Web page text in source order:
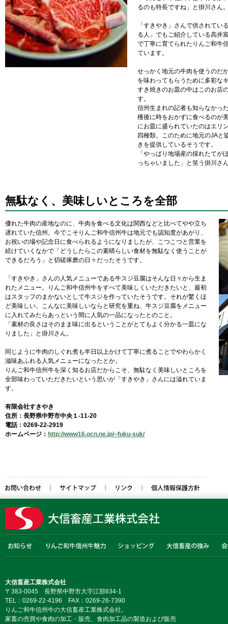
るのも特長ですね」と掛川さん
「すきやき」さんで供されてい
る人」でもご紹介している高井
で丁寧に育てられたりんご和牛
ています。
せっかく地元の牛肉を使うのだ
を味わってもらうために多彩な
すき焼きのお皿の中はこのお店
す。
信州生まれの記者も知らなかっ
穫後に時をおかずに食べるのが
にお皿に盛られていたのはエリ
四種類。このために地元のJAと
きを提供しているそうです。
「やっぱり地場産の採れたてが
っちゃいました」と笑う掛川さ
無駄なく、美味しいところを全部
優れた牛肉の産地なのに、牛肉を食べる文化は関西などと比べてやや立ち
遅れていた信州。今でこそりんご和牛信州牛は地元でも認知度があがり、
お祝いの場や記念日に食べられるようになりましたが、こつこつと営業を
続けていくなかで「どうしたらこの素晴らしい食材を無駄なく使うことが
できるだろう」と切磋琢磨の日々だったそうです。
「すきやき」さんの人気メニューである牛スジ豆腐はそんな日々から生ま
れたメニュー。りんご和牛信州牛をすべて美味しくいただきたいと、最初
はスタッフのまかないとして牛スジを作っていたそうです。それが驚くほ
ど美味しい。こんなに美味しいならと研究を重ね、牛スジ豆腐をメニュー
に入れてみたらあっという間に人気の一品になったとのこと。
「素材の良さはそのまま味に出るということがとてもよく分かる一皿にな
りました」と掛川さん。
同じように牛肉のしぐれ煮も半日以上かけて丁寧に煮ることでやわらかく
滋味あふれる人気メニューになったとか。
りんご和牛信州牛を深く知るお店だからこそ、無駄なく美味しいところを
全部味わっていただきたいという思いが「すきやき」さんには溢れていま
す。
有限会社すきやき
住所：長野県中野市中央１-11-20
電話：0269-22-2919
ホームページ： http://www16.ocn.ne.jp/~fuku-suk/
大信畜産工業株式会社
〒383-0045 長野県中野市大字江部634-1
TEL：0269-22-4196 FAX：0269-26-7390
りんご和牛信州牛の大信畜産工業株式会社。
家畜の売買や食肉の加工・販売、食肉加工品の製造および販売